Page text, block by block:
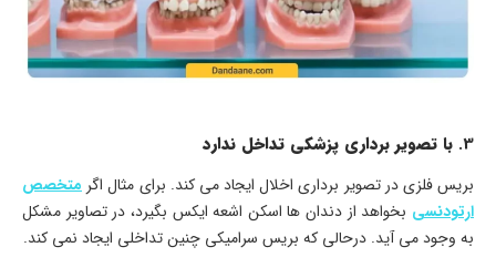
3. با تصویر برداری پزشکی تداخل ندارد
بریس فلزی در تصویر برداری اخلال ایجاد می کند. برای مثال اگر متخصص
ارتودنسی بخواهد از دندان ها اسکن اشعه ایکس بگیرد، در تصاویر مشکل
به وجود می آید. درحالی که بریس سرامیکی چنین تداخلی ایجاد نمی کند.